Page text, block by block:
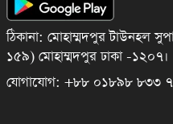
ঠিকানা: মোহাম্মদপুর টাউনহল
১৫৯) মোহাম্মদপুর ঢাকা -১২০৭।
যোগাযোগ: +৮৮ ০১৮৯৮ ৮৩৩